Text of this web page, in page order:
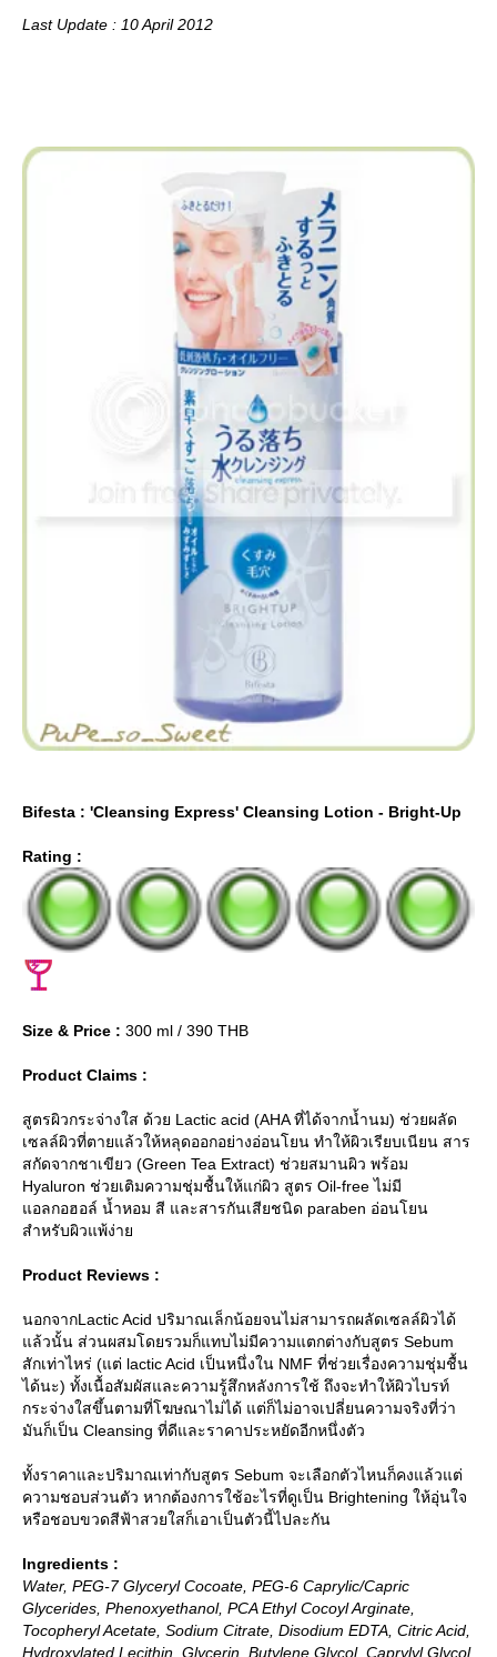
Last Update : 10 April 2012
Bifesta : 'Cleansing Express' Cleansing Lotion - Bright-Up
Rating :
Size & Price : 300 ml / 390 THB
Product Claims :
สูตรผิวกระจ่างใส ด้วย Lactic acid (AHA ที่ได้จากน้ำนม) ช่วยผลัด
เซลล์ผิวที่ตายแล้วให้หลุดออกอย่างอ่อนโยน ทำให้ผิวเรียบเนียน สาร
สกัดจากชาเขียว (Green Tea Extract) ช่วยสมานผิว พร้อม
Hyaluron ช่วยเติมความชุ่มชื้นให้แก่ผิว สูตร Oil-free ไม่มี
อลกอฮอล์ น้ำหอม สี และสารกันเสียชนิด paraben อ่อนโยน
สำหรับผิวแพ้ง่า
Product Reviews :
นอกจากLactic Acid ปริมาณเล็กน้อยจนไม่สามารถผลัดเซลล์ผิวได้
ล้วนั้น ส่วนผสมโดยรวมก็แทบไม่มีความแตกต่างกับสูตร Sebum
สักเท่าไหร่ (แต่ lactic Acid เป็นหนึ่งใน NMF ที่ช่วยเรื่องความชุ่มชื้น
ได้นะ) ทั้งเนื้อสัมผัสและความรู้สึกหลังการใช้ ถึงจะทำให้ผิวไบรท์
กระจ่างใสขึ้นตามที่โฆษณาไม่ได้ แต่ก็ไม่อาจเปลี่ยนความจริงที่ว่า
มันก็เป็น Cleansing ที่ดีและราคาประหยัดอีกหนึ่งตัว
ทั้งราคาและปริมาณเท่ากับสูตร Sebum จะเลือกตัวไหนก็คงแล้วแต่
ความชอบส่วนตัว หากต้องการใช้อะไรที่ดูเป็น Brightening ให้อุ่นใจ
หรือชอบขวดสีฟ้าสวยใสก็เอาเป็นตัวนี้ไปละกัน
Ingredients :
Water, PEG-7 Glyceryl Cocoate, PEG-6 Caprylic/Capric
Glycerides, Phenoxyethanol, PCA Ethyl Cocoyl Arginate,
Tocopheryl Acetate, Sodium Citrate, Disodium EDTA, Citric Acid,
Hydroxylated Lecithin, Glycerin, Butylene Glycol, Caprylyl Glycol,